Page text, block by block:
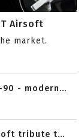
Airsoft
market.
- modern...
tribute t...